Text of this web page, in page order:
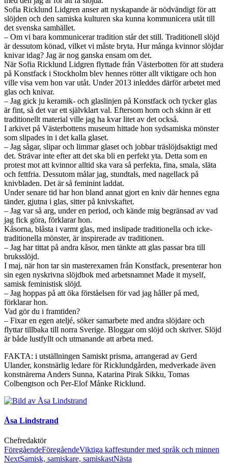
Sofia Ricklund Lidgren anser att nyskapande är nödvändigt för att
slöjden och den samiska kulturen ska kunna kommunicera utåt till
det svenska samhället.
– Om vi bara kommunicerar tradition står det still. Traditionell slöjd
är dessutom könad, vilket vi måste bryta. Hur många kvinnor slöjdar
knivar idag? Jag är nog ganska ensam om det.
När Sofia Ricklund Lidgren flyttade från Västerbotten för att studera
på Konstfack i Stockholm blev hennes rötter allt viktigare och hon
ville visa vem hon var utåt. Under 2013 inleddes därför arbetet med
glas och knivar.
– Jag gick ju keramik- och glaslinjen på Konstfack och tycker glas
är fint, så det var ett självklart val. Eftersom horn och skinn är ett
traditionellt material ville jag ha kvar litet av det också.
I arkivet på Västerbottens museum hittade hon sydsamiska mönster
som slipades in i det kalla glaset.
– Jag sågar, slipar och limmar glaset och jobbar träslöjdsaktigt med
det. Strävar inte efter att det ska bli en perfekt yta. Detta som en
protest mot att kvinnor alltid ska vara så perfekta, fina, smala, släta
och fettfria. Dessutom målar jag, stundtals, med nagellack på
knivbladen. Det är så feminint laddat.
Under senare tid har hon bland annat gjort en kniv där hennes egna
tänder, gjutna i glas, sitter på knivskaftet.
– Jag var så arg, under en period, och kände mig begränsad av vad
jag fick göra, förklarar hon.
Kåsorna, blåsta i varmt glas, med inslipade traditionella och icke-
traditionella mönster, är inspirerade av traditionen.
– Jag har tittat på andra kåsor, men tänkte att glas passar bra till
bruksslöjd.
I maj, när hon tar sin masterexamen från Konstfack, presenterar hon
sin egen nyskrivna slöjdbok med arbetsnamnet Made it myself,
samisk feministisk slöjd.
– Jag hoppas på att öka förståelsen för vad jag håller på med,
förklarar hon.
Vad gör du i framtiden?
– Fixar en egen ateljé, söker samarbete med andra slöjdare och
flyttar tillbaka till norra Sverige. Bloggar om slöjd och skriver. Slöjd
är både lustfyllt och utmanande att arbeta med.
FAKTA: i utställningen Samiskt prisma, arrangerad av Gerd
Ulander, konstnärlig ledare för Ricklundgården, medverkade även
konstnärerna Anders Sunna, Katarina Pirak Sikku, Tomas
Colbengtson och Per-Elof Månke Ricklund.
Åsa Lindstrand
Chefredaktör
FöregåendeFöregåendeViktiga kaffestunder med språk och minnen
NextSamisk, samiskare, samiskastNästa